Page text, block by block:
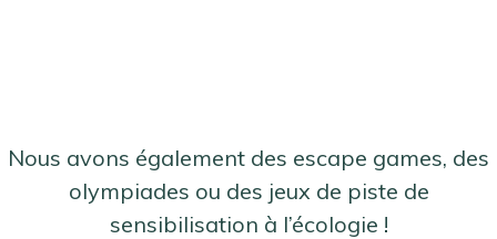
Nous avons également des escape games, des
olympiades ou des jeux de piste de
sensibilisation à l’écologie !